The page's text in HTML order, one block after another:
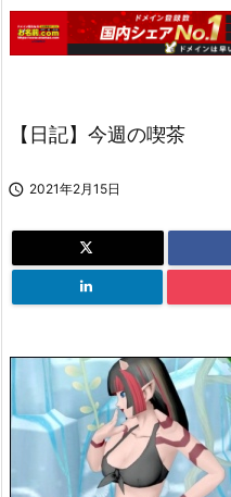
【日記】今週の喫茶
 2021年2月15日